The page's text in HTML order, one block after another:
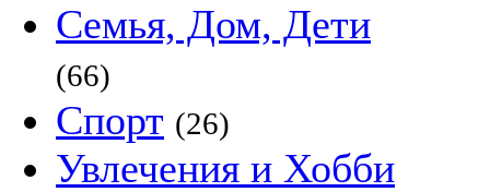
Семья, Дом, Дети
(66)
Спорт (26)
Увлечения и Хобби